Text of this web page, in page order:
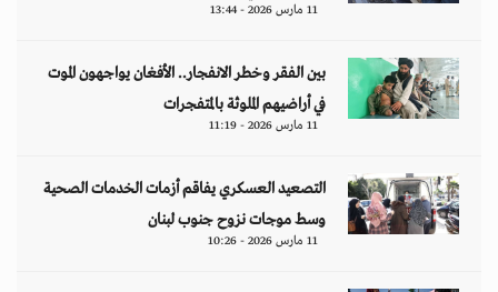
11 مارس 2026 - 13:44
بين الفقر وخطر الانفجار.. الأفغان يواجهون الموت
في أراضيهم الملوثة بالمتفجرات
11 مارس 2026 - 11:19
التصعيد العسكري يفاقم أزمات الخدمات الصحية
وسط موجات نزوح جنوب لبنان
11 مارس 2026 - 10:26